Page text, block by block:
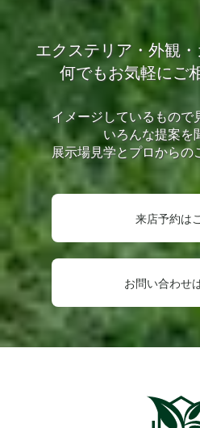
エクステリア・外観
何でもお気軽にご
イメージしているもので
いろんな提案を
展示場見学とプロからの
来店予約は
お問い合わせ